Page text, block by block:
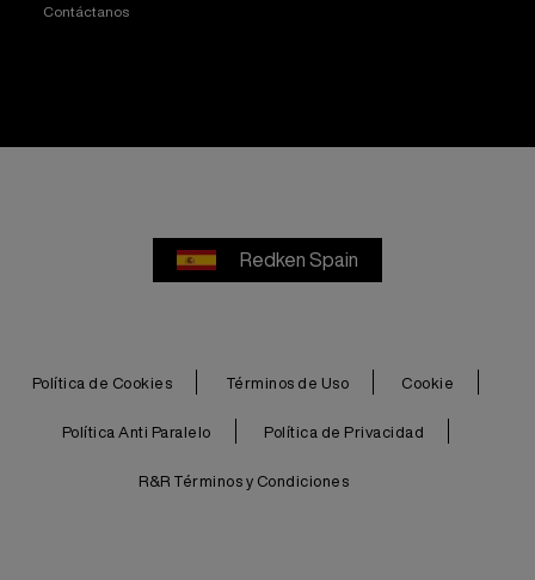
Contáctanos
Redken Spain
Política de Cookies Términos de Uso Cookie
Política Anti Paralelo Política de Privacidad
R&R Términos y Condiciones